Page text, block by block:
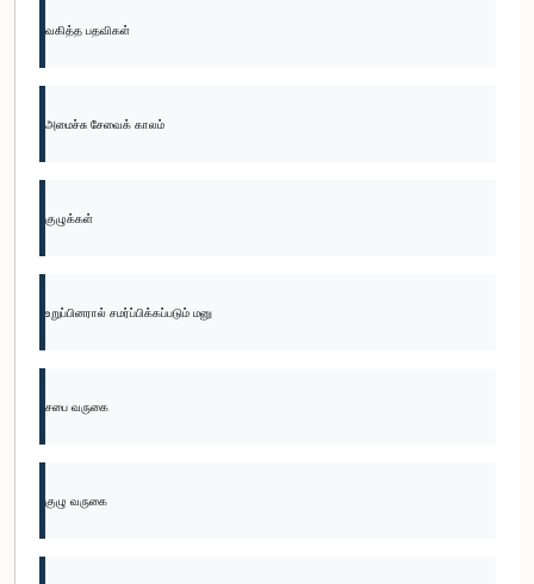
வகித்த பதவிகள்
அமைச்சு சேவைக் காலம்
குழுக்கள்
உறுப்பினரால் சமர்ப்பிக்கப்படும் மனு
சபை வருகை
குழு வருகை